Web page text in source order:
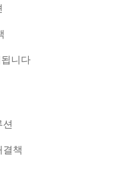
니다
책